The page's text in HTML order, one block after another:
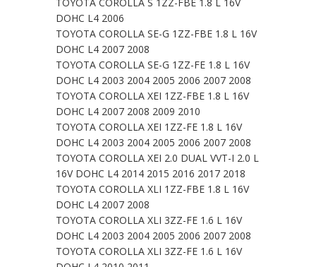
DOHC L4 2006
TOYOTA COROLLA SE-G 1ZZ-FBE 1.8 L 16V
DOHC L4 2007 2008
TOYOTA COROLLA SE-G 1ZZ-FE 1.8 L 16V
DOHC L4 2003 2004 2005 2006 2007 2008
TOYOTA COROLLA XEI 1ZZ-FBE 1.8 L 16V
DOHC L4 2007 2008 2009 2010
TOYOTA COROLLA XEI 1ZZ-FE 1.8 L 16V
DOHC L4 2003 2004 2005 2006 2007 2008
TOYOTA COROLLA XEI 2.0 DUAL VVT-I 2.0 L
16V DOHC L4 2014 2015 2016 2017 2018
TOYOTA COROLLA XLI 1ZZ-FBE 1.8 L 16V
DOHC L4 2007 2008
TOYOTA COROLLA XLI 3ZZ-FE 1.6 L 16V
DOHC L4 2003 2004 2005 2006 2007 2008
TOYOTA COROLLA XLI 3ZZ-FE 1.6 L 16V